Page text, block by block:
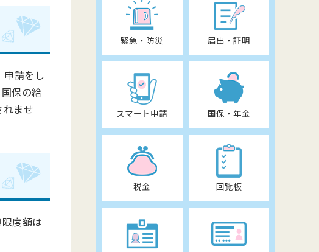
請をし
保の給
ませ
度額は
緊急・防災 届出・証明
スマート申請 国保・年金
税金 回覧板